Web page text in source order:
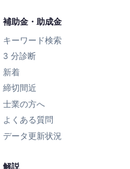
補助金・助成金
キーワード検索
3 分診断
新着
締切間近
士業の方へ
よくある質問
データ更新状況
解説